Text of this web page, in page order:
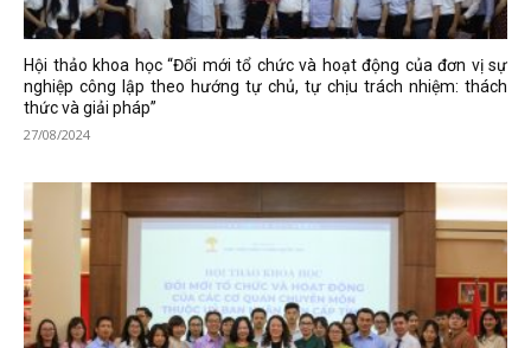
Hội thảo khoa học “Đổi mới tổ chức và hoạt động của đơn vị sự
nghiệp công lập theo hướng tự chủ, tự chịu trách nhiệm: thách
thức và giải pháp”
27/08/2024